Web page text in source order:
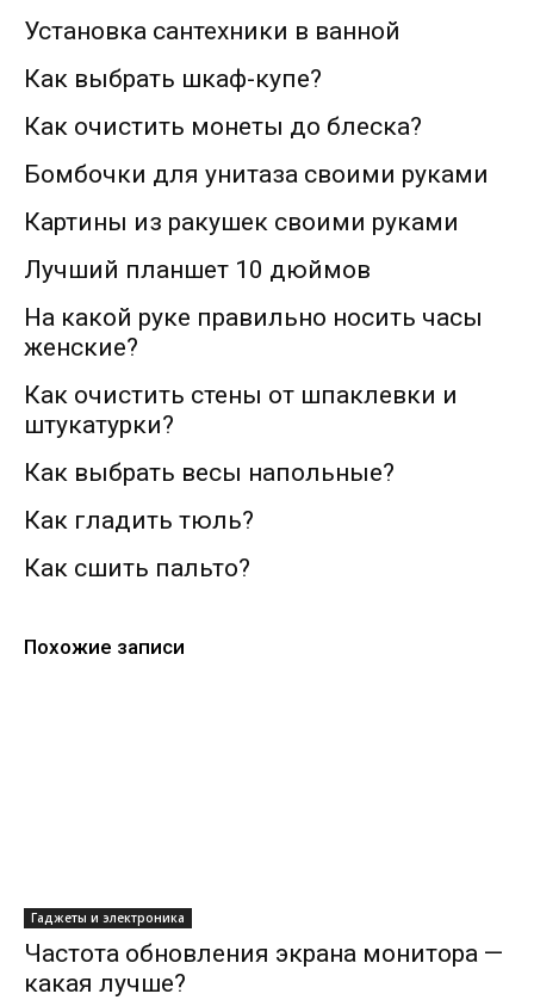
Установка сантехники в ванной
Как выбрать шкаф-купе?
Как очистить монеты до блеска?
Бомбочки для унитаза своими руками
Картины из ракушек своими руками
Лучший планшет 10 дюймов
На какой руке правильно носить часы
женские?
Как очистить стены от шпаклевки и
штукатурки?
Как выбрать весы напольные?
Как гладить тюль?
Как сшить пальто?
Похожие записи
Гаджеты и электроника
Частота обновления экрана монитора —
какая лучше?